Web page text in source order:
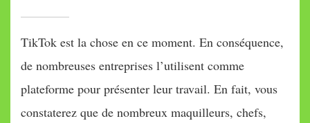
TikTok est la chose en ce moment. En conséquence,
de nombreuses entreprises l’utilisent comme
plateforme pour présenter leur travail. En fait, vous
constaterez que de nombreux maquilleurs, chefs,